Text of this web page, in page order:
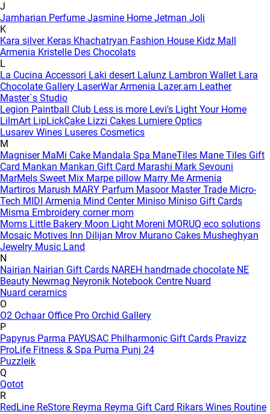
J
Jamharian Perfume Jasmine Home Jetman Joli
K
Kara silver Keras Khachatryan Fashion House Kidz Mall
Armenia Kristelle Des Chocolats
L
La Cucina Accessori Laki desert Lalunz Lambron Wallet Lara
Chocolate Gallery LaserWar Armenia Lazer.am Leather
Master`s Studio
Legion Paintball Club Less is more Levi's Light Your Home
LilmArt LipLickCake Lizzi Cakes Lumiere Optics
Lusarev Wines Luseres Cosmetics
M
Magniser MaMi Cake Mandala Spa ManeTiles Mane Tiles Gift
Card Mankan Mankan Gift Card Marashi Mark Sevouni
MarMels Sweet Mix Marpe pillow Marry Me Armenia
Martiros Marush MARY Parfum Masoor Master Trade Micro-
Tech MIDI Armenia Mind Center Miniso Miniso Gift Cards
Misma Embroidery corner mom
Moms Little Bakery Moon Light Moreni MORUQ eco solutions
Mosaic Motives Inn Dilijan Mrov Murano Cakes Musheghyan
Jewelry Music Land
N
Nairian Nairian Gift Cards NAREH handmade chocolate NE
Beauty Newmag Neyronik Notebook Centre Nuard
Nuard ceramics
O
O2 Ochaar Office Pro Orchid Gallery
P
Papyrus Parma PAYUSAC Philharmonic Gift Cards Pravizz
ProLife Fitness & Spa Puma Punj 24
Puzzleik
Q
Qotot
R
RedLine ReStore Reyma Reyma Gift Card Rikars Wines Routine